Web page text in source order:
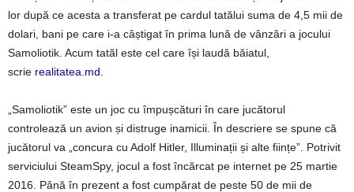
lor după ce acesta a transferat pe cardul tatălui suma de 4,5 mii de
dolari, bani pe care i-a câștigat în prima lună de vânzări a jocului
Samoliotik. Acum tatăl este cel care își laudă băiatul,
scrie realitatea.md
„Samoliotik” este un joc cu împușcături în care jucătorul
controlează un avion și distruge inamicii. În descriere se spune că
jucătorul va „concura cu Adolf Hitler, Illuminații și alte ființe”. Potrivit
serviciului SteamSpy, jocul a fost încărcat pe internet pe 25 martie
2016. Până în prezent a fost cumpărat de peste 50 de mii de